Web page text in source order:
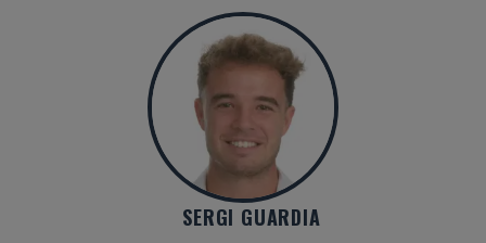
SERGI GUARDIA